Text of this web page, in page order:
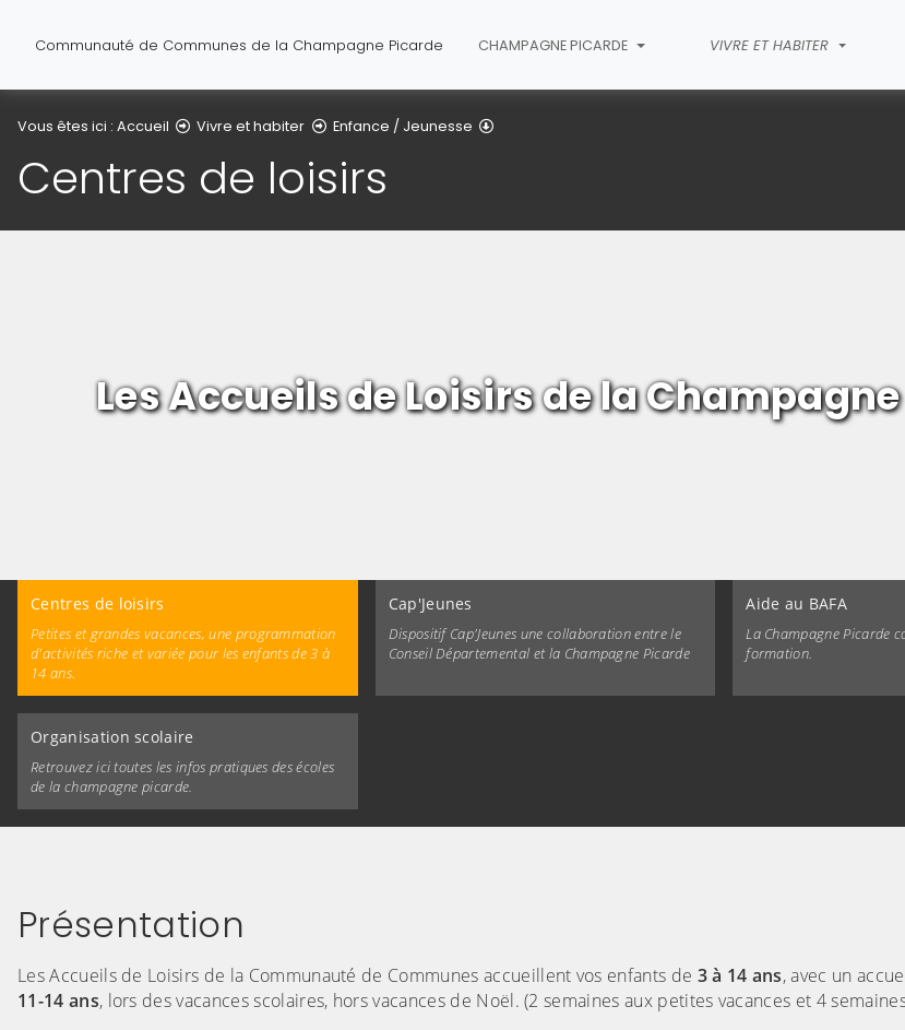
Communauté de Communes de la Champagne Picarde CHAMPAGNE PICARDE VIVRE ET HABITER
Vous êtes ici : Accueil Vivre et habiter Enfance / Jeunesse
Centres de loisirs
Les Accueils de Loisirs de la
Centres de loisirs
Petites et grandes vacances, une programmation
d'activités riche et variée pour les enfants de 3 à
14 ans.
Cap'Jeunes
Dispositif Cap'Jeunes une collaboration entre le
Conseil Départemental et la Champagne Picarde
Aide au BAFA
La Champagne Picarde
formation.
Organisation scolaire
Retrouvez ici toutes les infos pratiques des écoles
de la champagne picarde.
Présentation
Les Accueils de Loisirs de la Communauté de Communes accueillent vos enfants de 3 à 14 ans, avec un
11-14 ans, lors des vacances scolaires, hors vacances de Noël. (2 semaines aux petites vacances et 4